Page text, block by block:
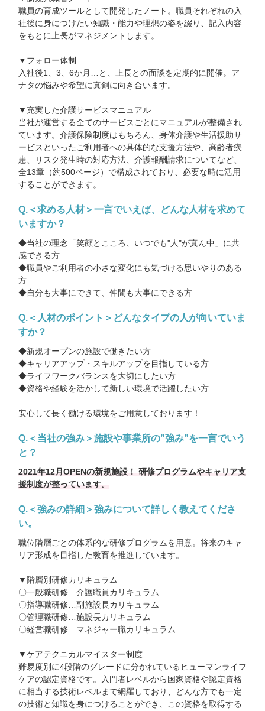
職員の育成ツールとして開発したノート。職員それぞれの入
社後に身につけたい知識・能力や理想の姿を綴り、記入内容
をもとに上長がマネジメントします。
▼フォロー体制
入社後1、3、6か月…と、上長との面談を定期的に開催。ア
ナタの悩みや希望に真剣に向き合います。
▼充実した介護サービスマニュアル
当社が運営する全てのサービスごとにマニュアルが整備され
ています。介護保険制度はもちろん、身体介護や生活援助サ
ービスといったご利用者への具体的な支援方法や、高齢者疾
患、リスク発生時の対応方法、介護報酬請求についてなど、
全13章（約500ページ）で構成されており、必要な時に活用
することができます。
Q.＜求める人材＞一言でいえば、どんな人材を求めて
いますか？
◆当社の理念「笑顔とこころ、いつでも"人"が真ん中」に共
感できる方
◆職員やご利用者の小さな変化にも気づける思いやりのある
方
◆自分も大事にできて、仲間も大事にできる方
Q.＜人材のポイント＞どんなタイプの人が向いていま
すか？
◆新規オープンの施設で働きたい方
◆キャリアアップ・スキルアップを目指している方
◆ライフワークバランスを大切にしたい方
◆資格や経験を活かして新しい環境で活躍したい方
安心して長く働ける環境をご用意しております！
Q.＜当社の強み＞施設や事業所の”強み”を一言でいう
と？
2021年12月OPENの新規施設！ 研修プログラムやキャリア支
援制度が整っています。
Q.＜強みの詳細＞強みについて詳しく教えてくださ
い。
職位階層ごとの体系的な研修プログラムを用意。将来のキャ
リア形成を目指した教育を推進しています。
▼階層別研修カリキュラム
〇一般職研修…介護職員カリキュラム
〇指導職研修…副施設長カリキュラム
〇管理職研修…施設長カリキュラム
〇経営職研修…マネジャー職カリキュラム
▼ケアテクニカルマイスター制度
難易度別に4段階のグレードに分かれているヒューマンライフ
ケアの認定資格です。入門者レベルから国家資格や認定資格
に相当する技術レベルまで網羅しており、どんな方でも一定
の技術と知識を身につけることができ、この資格を取得する